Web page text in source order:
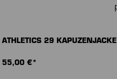
ATHLETICS 29 KAPUZENJACKE
55,00 €*